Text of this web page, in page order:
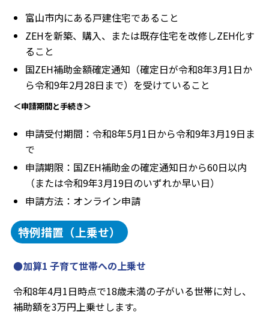
富山市内にある戸建住宅であること
ZEHを新築、購入、または既存住宅を改修しZEH化す
ること
国ZEH補助金額確定通知（確定日が令和8年3月1日か
ら令和9年2月28日まで）を受けていること
＜申請期間と手続き＞
申請受付期間：令和8年5月1日から令和9年3月19日ま
で
申請期限：国ZEH補助金の確定通知日から60日以内
（または令和9年3月19日のいずれか早い日）
申請方法：オンライン申請
特例措置（上乗せ）
●加算1 子育て世帯への上乗せ
令和8年4月1日時点で18歳未満の子がいる世帯に対し、
補助額を3万円上乗せします。